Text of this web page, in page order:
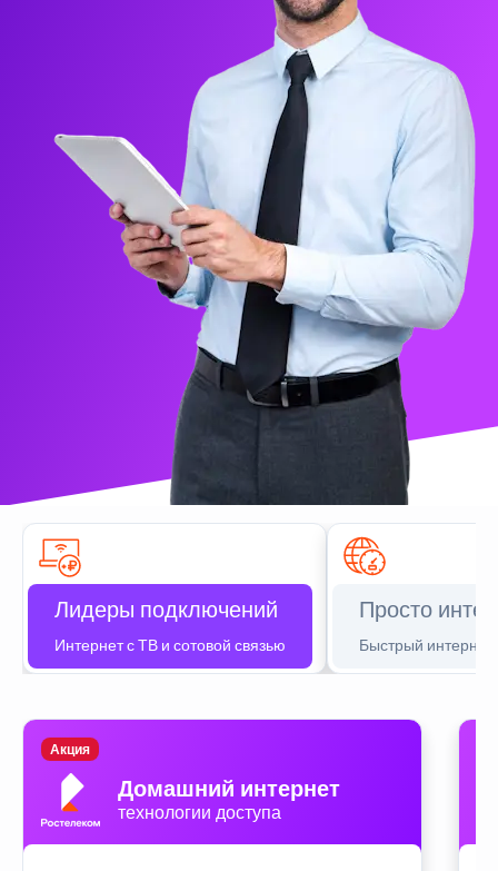
Лидеры подключений
Интернет с ТВ и сотовой связью
Просто
Быстрый интернет
Домашний интернет
технологии доступа
Акция